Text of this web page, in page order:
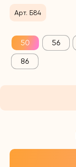
Арт. Б84
50 56
86